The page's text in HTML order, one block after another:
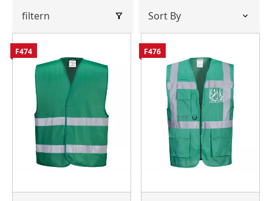
filtern
F474 F476